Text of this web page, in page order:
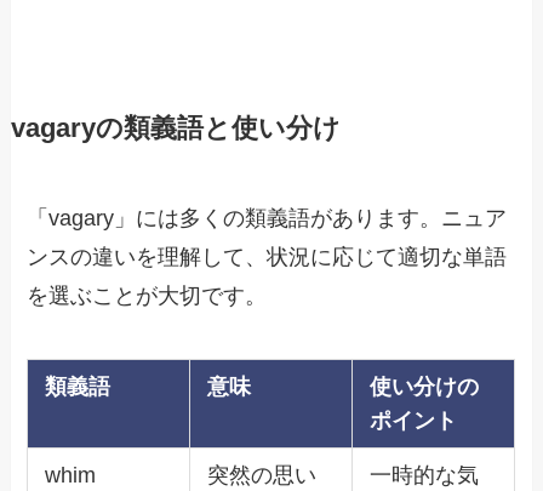
vagaryの類義語と使い分け
「vagary」には多くの類義語があります。ニュア
ンスの違いを理解して、状況に応じて適切な単語
を選ぶことが大切です。
類義語 意味
使い分けの
ポイント
whim
突然の思い
一時的な気